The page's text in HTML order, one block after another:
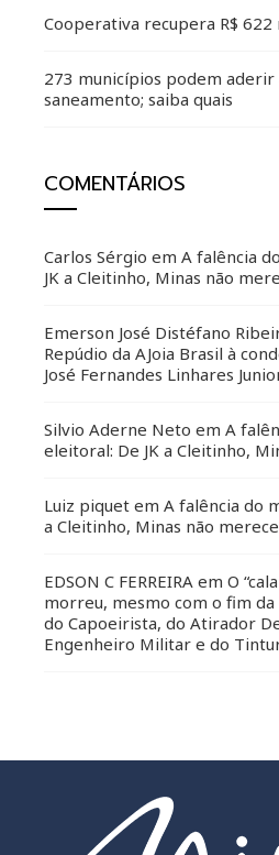
Cooperativa recupera R$
273 municípios podem aderir
saneamento; saiba quais
COMENTÁRIOS
Carlos Sérgio em A falência
JK a Cleitinho, Minas não
Emerson José Distéfano
Repúdio da AJoia Brasil à
José Fernandes Linhares
Silvio Aderne Neto em A
eleitoral: De JK a Cleitinho,
Luiz piquet em A falência do
a Cleitinho, Minas não
EDSON C FERREIRA em O
morreu, mesmo com o fim da
do Capoeirista, do Atirador
Engenheiro Militar e do